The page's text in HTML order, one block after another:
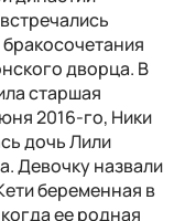
дворца. В
старшая
2016-го, Ники
дочь Лили
Девочку назвали
беременная в
ее родная